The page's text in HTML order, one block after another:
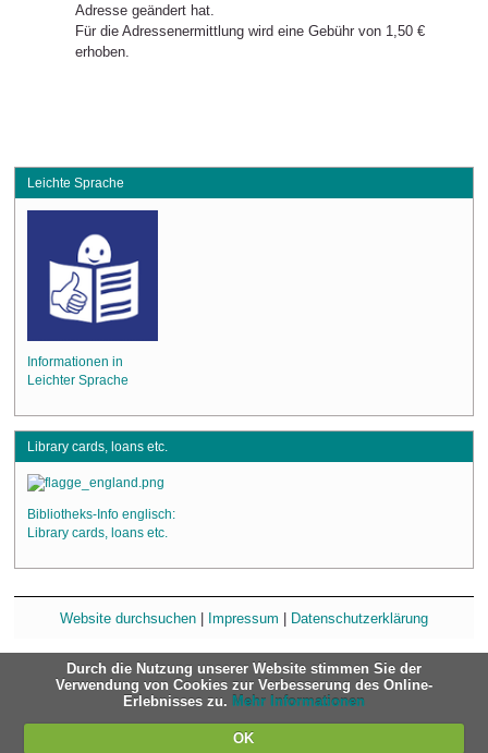
Adresse geändert hat.
Für die Adressenermittlung wird eine Gebühr von 1,50 €
erhoben.
Leichte Sprache
Informationen in
Leichter Sprache
Library cards, loans etc.
Bibliotheks-Info englisch:
Library cards, loans etc.
Website durchsuchen | Impressum | Datenschutzerklärung
Durch die Nutzung unserer Website stimmen Sie der
Verwendung von Cookies zur Verbesserung des Online-
Erlebnisses zu. Mehr Informationen
OK